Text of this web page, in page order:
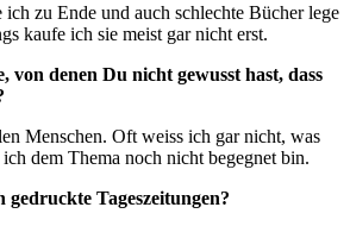
ich zu Ende und auch schlechte Bücher lege
kaufe ich sie meist gar nicht erst.
von denen Du nicht gewusst hast, dass
Menschen. Oft weiss ich gar nicht, was
dem Thema noch nicht begegnet bin.
gedruckte Tageszeitungen?